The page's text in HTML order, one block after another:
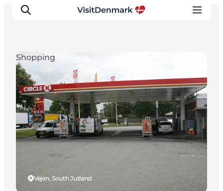
Ispirazioni
Dove andare
Cosa fare
Dove dormire
Pianifica il viaggio
Vejen, South Jutland
Shopping